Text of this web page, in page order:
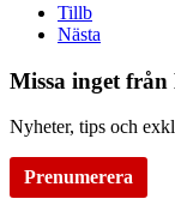
Tillb
Nästa
Missa inget från
Nyheter, tips och
Prenumerera